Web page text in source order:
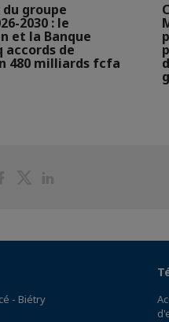
groupe
2030 : le
et la Banque
accords de
480 milliards fcfa
PartagerPartager
- Biétry